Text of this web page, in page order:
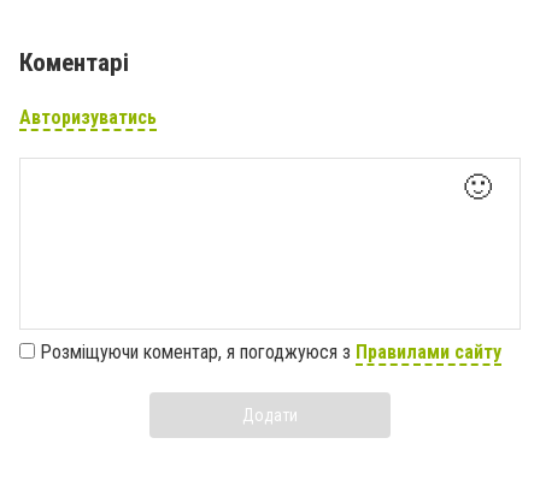
Коментарі
Авторизуватись
🙂
Розміщуючи коментар, я погоджуюся з Правилами сайту
Додати